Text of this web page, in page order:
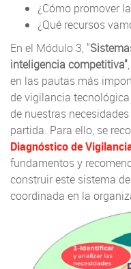
¿Cómo promover
¿Qué recursos
En el Módulo 3, "
inteligencia competitiva",
en las pautas más
de vigilancia
de nuestras
partida. Para ello, se
Diagnóstico de
fundamentos y
construir este sistema
coordinada en la